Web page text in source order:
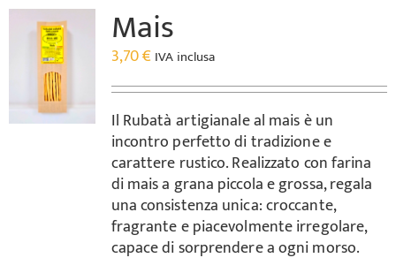
Mais
3,70€ IVA inclusa
Il Rubatà artigianale al mais è un
incontro perfetto di tradizione e
carattere rustico. Realizzato con farina
di mais a grana piccola e grossa, regala
una consistenza unica: croccante,
fragrante e piacevolmente irregolare,
capace di sorprendere a ogni morso.